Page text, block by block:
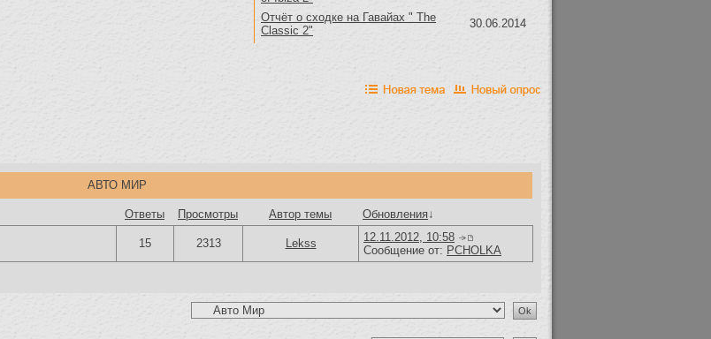
Отчёт о сходке на Гавайах " The
Classic 2"
30.06.2014
АВТО МИР
Ответы Просмотры Автор темы Обновления ↓
15 2313 Lekss
12.11.2012, 10:58
Сообщение от: PCHOLKA